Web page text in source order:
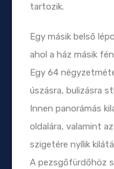
tartozik.
Egy másik belső
ahol a ház másik
Egy 64
úszásra, bulizásra
Innen panorámás
oldalára, valamint
szigetére nyílik
A pezsgőfürdőhöz